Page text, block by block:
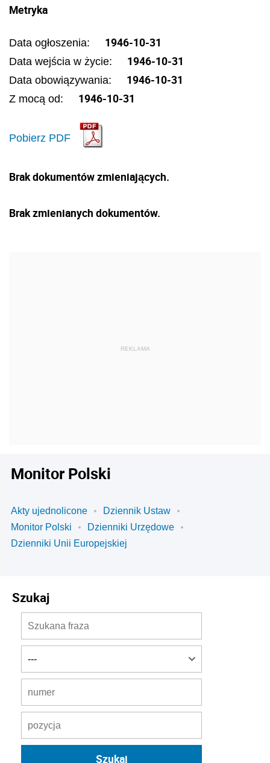
Metryka
Data ogłoszenia: 1946-10-31
Data wejścia w życie: 1946-10-31
Data obowiązywania: 1946-10-31
Z mocą od: 1946-10-31
Pobierz PDF
Brak dokumentów zmieniających.
Brak zmienianych dokumentów.
Monitor Polski
Akty ujednolicone
Dziennik Ustaw
Monitor Polski
Dzienniki Urzędowe
Dzienniki Unii Europejskiej
Szukaj